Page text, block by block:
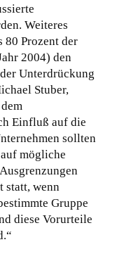
Weiteres
80 Prozent der
2004) den
Unterdrückung
Stuber,
Einfluß auf die
sollten
mögliche
statt, wenn
Gruppe
diese Vorurteile